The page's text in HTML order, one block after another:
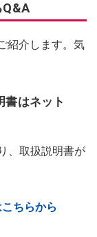
紹介します。気
書はネット
、取扱説明書が
ちらから